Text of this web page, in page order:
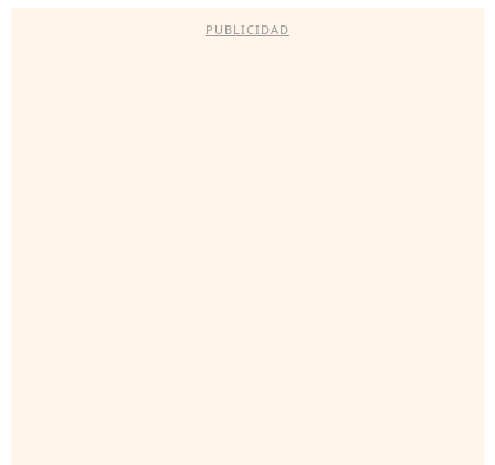
PUBLICIDAD